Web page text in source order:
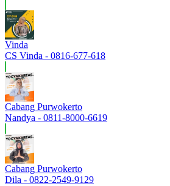
Vinda
CS Vinda - 0816-677-618
Cabang Purwokerto
Nandya - 0811-8000-6619
Cabang Purwokerto
Dila - 0822-2549-9129